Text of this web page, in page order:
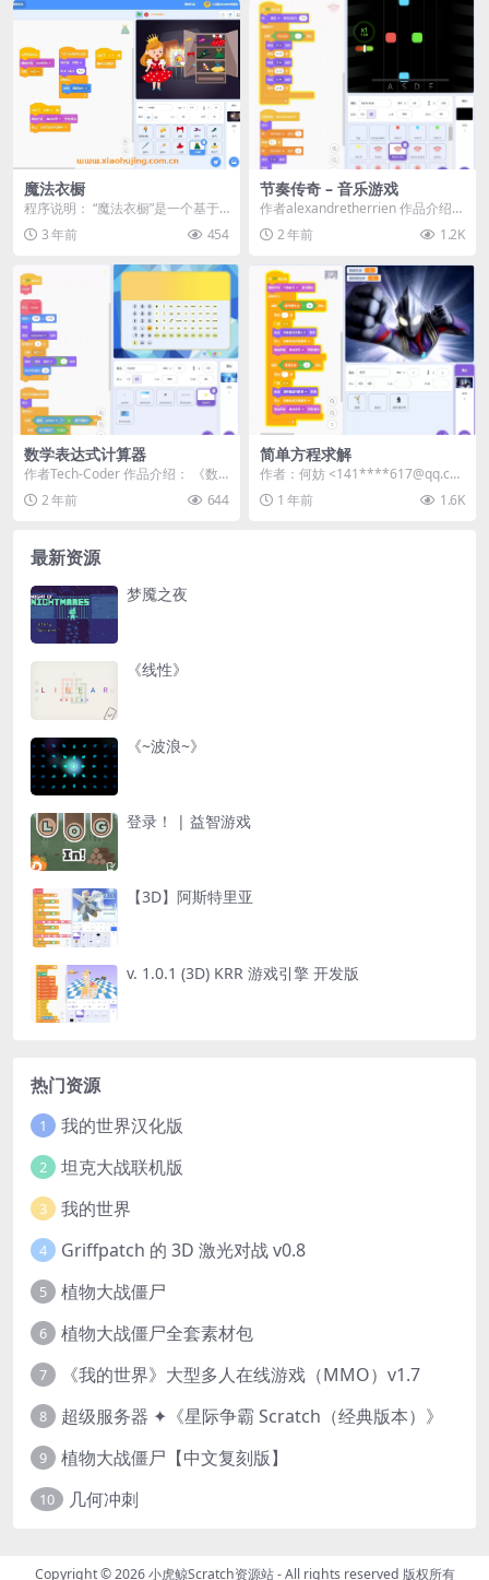
魔法衣橱
程序说明： “魔法衣橱”是一个基于S
cratch平台开发的搭配服装小游
戏。在这个...
3 年前 454
节奏传奇 – 音乐游戏
作者alexandretherrien 作品介绍：
欢迎来到《节奏传奇 (Bea...
2 年前 1.2K
数学表达式计算器
作者Tech-Coder 作品介绍： 《数
学表达式计算器 (Math Evalu...
2 年前 644
简单方程求解
作者：何妨 <141****617@qq.co
m> | 站内用户投稿...
1 年前 1.6K
最新资源
梦魇之夜
《线性》
《~波浪~》
登录！ | 益智游戏
【3D】阿斯特里亚
v. 1.0.1 (3D) KRR 游戏引擎 开发版
热门资源
1 我的世界汉化版
2 坦克大战联机版
3 我的世界
4 Griffpatch 的 3D 激光对战 v0.8
5 植物大战僵尸
6 植物大战僵尸全套素材包
7 《我的世界》大型多人在线游戏（MMO）v1.7
8 超级服务器 ✦《星际争霸 Scratch（经典版本）》
9 植物大战僵尸【中文复刻版】
10 几何冲刺
Copyright © 2026小虎鲸Scratch资源站- All rights reserved 版权所有